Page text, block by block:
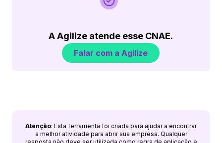
A Agilize atende esse CNAE.
Falar com a Agilize
Atenção: Esta ferramenta foi criada para ajudar a encontrar
a melhor atividade para abrir sua empresa. Qualquer